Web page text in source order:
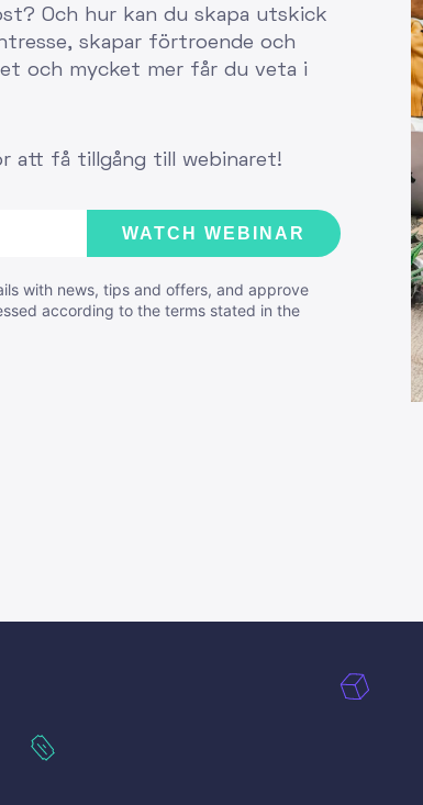
Och hur kan du skapa utskick
skapar förtroende och
och mycket mer får du veta i
att få tillgång till webinaret!
WATCH WEBINAR
with news, tips and offers, and approve
according to the terms stated in the